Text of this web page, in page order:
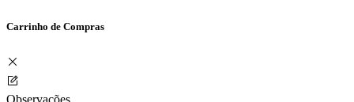
Carrinho de Compras
Observações